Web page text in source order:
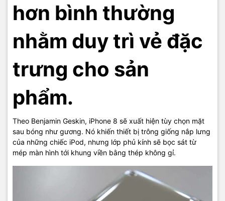
hơn bình thường
nhằm duy trì vẻ đặc
trưng cho sản
phẩm.
Theo Benjamin Geskin, iPhone 8 sẽ xuất hiện tùy chọn mặt
sau bóng như gương. Nó khiến thiết bị trông giống nắp lưng
của những chiếc iPod, nhưng lớp phủ kính sẽ bọc sát từ
mép màn hình tới khung viền bằng thép không gỉ.